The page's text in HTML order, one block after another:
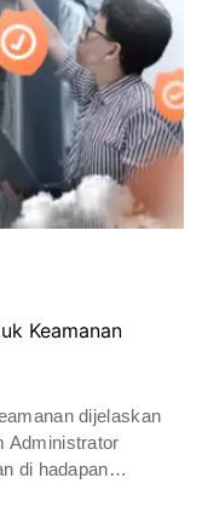
Keamanan
dijelaskan
Administrator
di hadapan…